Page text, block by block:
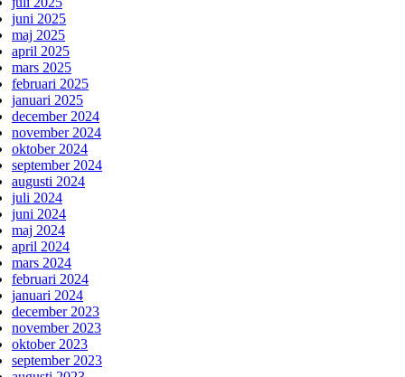
juni 2025
maj 2025
april 2025
mars 2025
februari 2025
januari 2025
december 2024
november 2024
oktober 2024
september 2024
augusti 2024
juli 2024
juni 2024
maj 2024
april 2024
mars 2024
februari 2024
januari 2024
december 2023
november 2023
oktober 2023
september 2023